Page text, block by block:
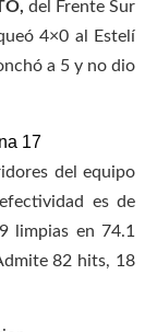
del Frente Sur
4×0 al Estelí
a 5 y no dio
del equipo
es de
limpias en 74.1
82 hits, 18